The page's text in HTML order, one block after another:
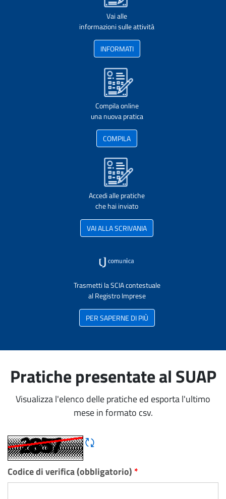
Vai alle
informazioni sulle attività
INFORMATI
Compila online
una nuova pratica
COMPILA
Accedi alle pratiche
che hai inviato
VAI ALLA SCRIVANIA
Trasmetti la SCIA contestuale
al Registro Imprese
PER SAPERNE DI PIÙ
Pratiche presentate al SUAP
Visualizza l'elenco delle pratiche ed esporta l'ultimo
mese in formato csv.
Rigene CAPTCHA
Codice di verifica (obbligatorio) *